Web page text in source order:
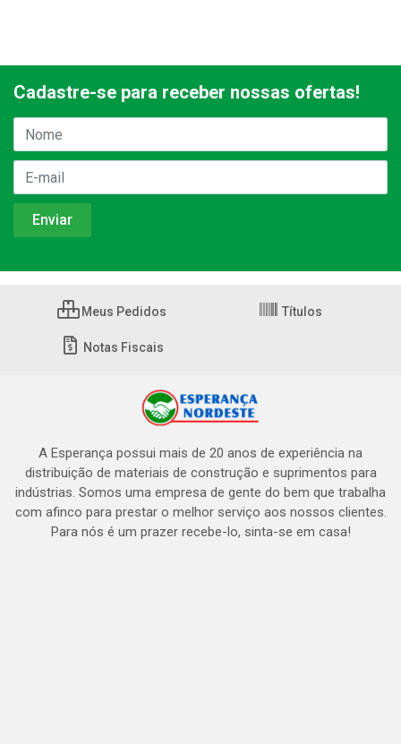
Cadastre-se para receber nossas ofertas!
Meus Pedidos Títulos
Notas Fiscais
A Esperança possui mais de 20 anos de experiência na
distribuição de materiais de construção e suprimentos para
indústrias. Somos uma empresa de gente do bem que trabalha
com afinco para prestar o melhor serviço aos nossos clientes.
Para nós é um prazer recebe-lo, sinta-se em casa!